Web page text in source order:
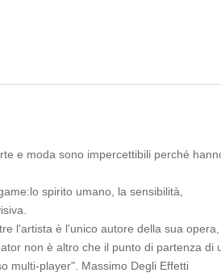
e moda sono impercettibili perché
spirito umano, la sensibilità,
l'artista è l'unico autore della sua opera,
non è altro che il punto di partenza di
multi-player". Massimo Degli Effetti